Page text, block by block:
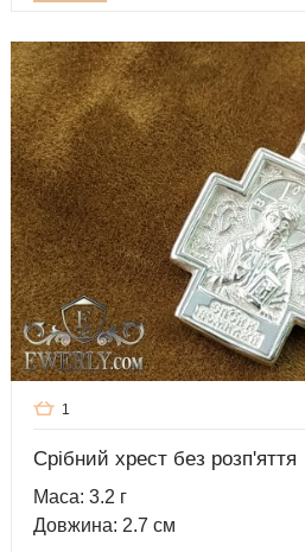
1
Срібний хрест без розп'яття
Маса: 3.2 г
Довжина: 2.7 см